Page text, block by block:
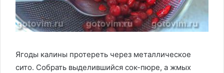
Ягоды калины протереть через металлическое
сито. Собрать выделившийся сок-пюре, а жмых